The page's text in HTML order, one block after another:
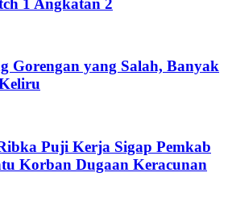
1 Angkatan 2
Gorengan yang Salah, Banyak
Puji Kerja Sigap Pemkab
Korban Dugaan Keracunan